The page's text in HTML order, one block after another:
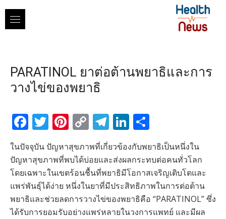
content
PARATINOL ยาต่อต้านพยาธิและการ
วางไข่ของพยาธิ
Facebook
Twitter
Pinterest
Copy
Link
Telegram
LinkedIn
ในปัจจุบัน ปัญหาสุขภาพที่เกี่ยวข้องกับพยาธิเป็นหนึ่งใน
ปัญหาสุขภาพที่พบได้บ่อยและส่งผลกระทบต่อคนทั่วโลก
โดยเฉพาะในเขตร้อนชื้นที่พยาธิมีโอกาสเจริญเติบโตและ
แพร่พันธุ์ได้ง่าย หนึ่งในยาที่มีประสิทธิภาพในการต่อต้าน
พยาธิและช่วยลดการวางไข่ของพยาธิคือ “PARATINOL” ซึ่ง
ได้รับการยอมรับอย่างแพร่หลายในวงการแพทย์ และมีผล